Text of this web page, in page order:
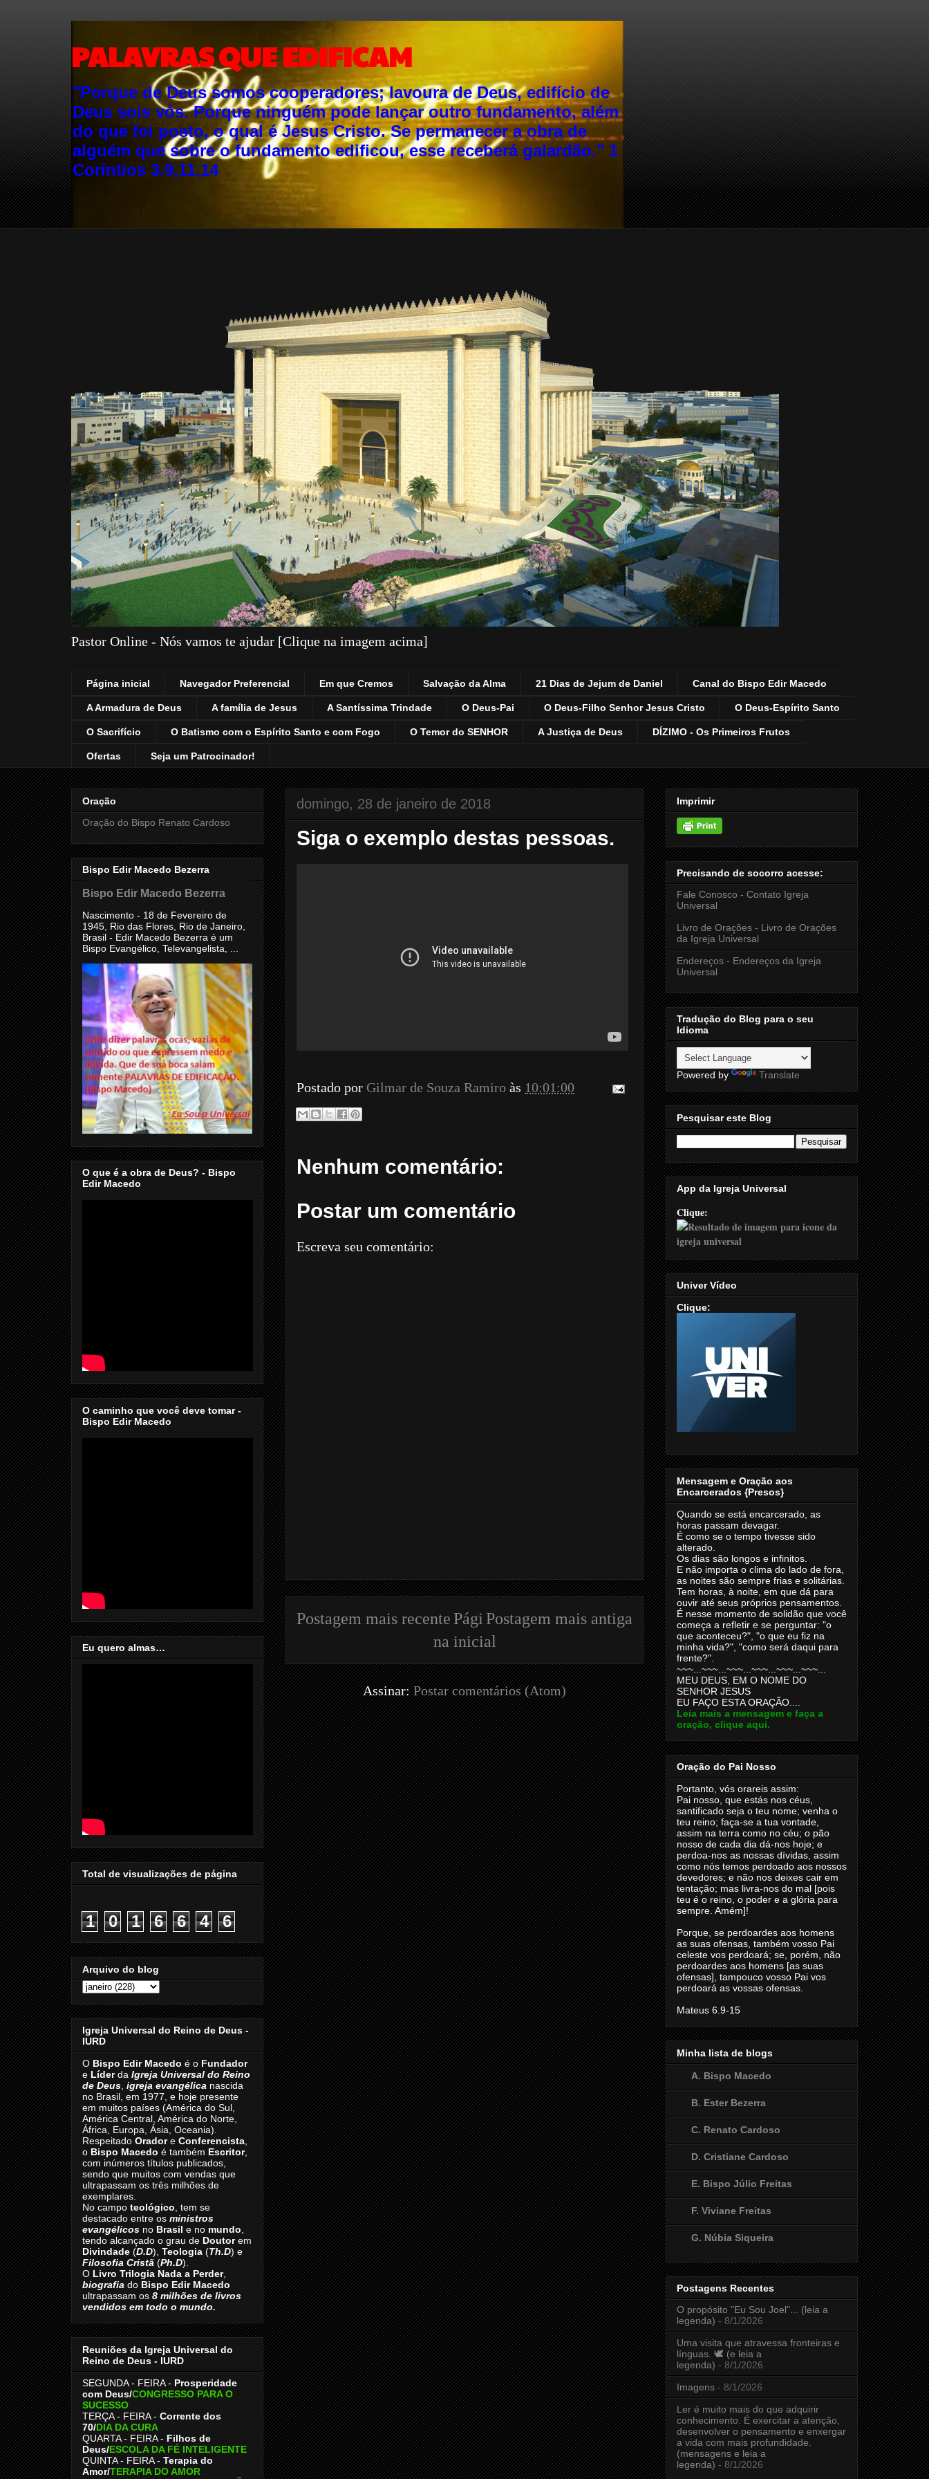
PALAVRAS QUE EDIFICAM
"Porque de Deus somos cooperadores; lavoura de Deus, edifício de
Deus sois vós. Porque ninguém pode lançar outro fundamento, além
do que foi posto, o qual é Jesus Cristo. Se permanecer a obra de
alguém que sobre o fundamento edificou, esse receberá galardão." 1
Coríntios 3.9,11,14
Pastor Online - Nós vamos te ajudar [Clique na imagem acima]
Página inicial Navegador Preferencial Em que Cremos Salvação da Alma 21 Dias de Jejum de Daniel Canal do Bispo Edir Macedo
A Armadura de Deus A família de Jesus A Santíssima Trindade O Deus-Pai O Deus-Filho Senhor Jesus Cristo O Deus-Espírito Santo
O Sacrifício O Batismo com o Espírito Santo e com Fogo O Temor do SENHOR A Justiça de Deus DÍZIMO - Os Primeiros Frutos
Ofertas Seja um Patrocinador!
domingo, 28 de janeiro de 2018
Siga o exemplo destas pessoas.
Postado por Gilmar de Souza Ramiro às 10:01:00
Nenhum comentário:
Postar um comentário
Escreva seu comentário:
Postagem mais recente Postagem mais antiga
Pági
na inicial
Assinar:Postar comentários (Atom)
Oração
Oração do Bispo Renato Cardoso
Bispo Edir Macedo Bezerra
Bispo Edir Macedo Bezerra
Nascimento - 18 de Fevereiro de
1945, Rio das Flores, Rio de Janeiro,
Brasil - Edir Macedo Bezerra é um
Bispo Evangélico, Televangelista, ...
O que é a obra de Deus? - Bispo
Edir Macedo
O caminho que você deve tomar -
Bispo Edir Macedo
Eu quero almas…
Total de visualizações de página
1 0 1 6 6 4 6
Arquivo do blog
Igreja Universal do Reino de Deus -
IURD
O Bispo Edir Macedo é o Fundador
e Líderda Igreja Universal do Reino
de Deus, igreja evangélica nascida
no Brasil, em 1977, e hoje presente
em muitos países (América do Sul,
América Central, América do Norte,
África, Europa, Ásia, Oceania).
Respeitado Oradore Conferencista,
o Bispo Macedo é também Escritor,
com inúmeros títulos publicados,
sendo que muitos com vendas que
ultrapassam os três milhões de
exemplares.
No campo teológico, tem se
destacado entre os ministros
evangélicos no Brasil e no mundo,
tendo alcançado o grau de Doutorem
Divindade (D.D), Teologia (Th.D) e
Filosofia Cristã (Ph.D).
O Livro Trilogia Nada a Perder,
biografia do Bispo Edir Macedo
ultrapassam os 8 milhões de livros
vendidos em todo o mundo.
Reuniões da Igreja Universal do
Reino de Deus - IURD
SEGUNDA - FEIRA - Prosperidade
com Deus/CONGRESSO PARA O
SUCESSO
TERÇA - FEIRA - Corrente dos
70/DIA DA CURA
QUARTA - FEIRA - Filhos de
Deus/ESCOLA DA FÉ INTELIGENTE
QUINTA - FEIRA - Terapia do
Amor/TERAPIA DO AMOR
Imprimir
Precisando de socorro acesse:
Fale Conosco - Contato Igreja
Universal
Livro de Orações - Livro de Orações
da Igreja Universal
Endereços - Endereços da Igreja
Universal
Tradução do Blog para o seu
Idioma
Powered by Translate
Pesquisar este Blog
App da Igreja Universal
Clique:
Univer Vídeo
Clique:
Mensagem e Oração aos
Encarcerados {Presos}
Quando se está encarcerado, as
horas passam devagar.
É como se o tempo tivesse sido
alterado.
Os dias são longos e infinitos.
E não importa o clima do lado de fora,
as noites são sempre frias e solitárias.
Tem horas, à noite, em que dá para
ouvir até seus próprios pensamentos.
É nesse momento de solidão que você
começa a refletir e se perguntar: "o
que aconteceu?", "o que eu fiz na
minha vida?", "como será daqui para
frente?".
~~~...~~~...~~~...~~~...~~~...~~~...
MEU DEUS, EM O NOME DO
SENHOR JESUS
EU FAÇO ESTA ORAÇÃO....
Leia mais a mensagem e faça a
oração, clique aqui.
Oração do Pai Nosso
Portanto, vós orareis assim:
Pai nosso, que estás nos céus,
santificado seja o teu nome; venha o
teu reino; faça-se a tua vontade,
assim na terra como no céu; o pão
nosso de cada dia dá-nos hoje; e
perdoa-nos as nossas dívidas, assim
como nós temos perdoado aos nossos
devedores; e não nos deixes cair em
tentação; mas livra-nos do mal [pois
teu é o reino, o poder e a glória para
sempre. Amém]!
Porque, se perdoardes aos homens
as suas ofensas, também vosso Pai
celeste vos perdoará; se, porém, não
perdoardes aos homens [as suas
ofensas], tampouco vosso Pai vos
perdoará as vossas ofensas.
Mateus 6.9-15
Minha lista de blogs
A. Bispo Macedo
B. Ester Bezerra
C. Renato Cardoso
D. Cristiane Cardoso
E. Bispo Júlio Freitas
F. Viviane Freitas
G. Núbia Siqueira
Postagens Recentes
O propósito "Eu Sou Joel"... (leia a
legenda) - 8/1/2026
Uma visita que atravessa fronteiras e
línguas. 🕊️ (e leia a
legenda) - 8/1/2026
Imagens - 8/1/2026
Ler é muito mais do que adquirir
conhecimento. É exercitar a atenção,
desenvolver o pensamento e enxergar
a vida com mais profundidade.
(mensagens e leia a
legenda) - 8/1/2026